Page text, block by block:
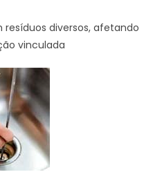
diversos, afetando
vinculada